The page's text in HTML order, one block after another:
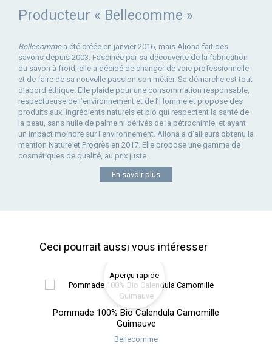
Producteur « Bellecomme »
Bellecommea été créée en janvier 2016, mais Aliona fait des
savons depuis 2003. Fascinée par sa découverte de la fabrication
du savon à froid, elle a décidé de changer de voie professionnelle
et de faire de sa nouvelle passion son métier. Sa démarche est tout
d’abord éthique. Elle plaide pour une consommation responsable,
respectueuse de l’environnement et de l’Homme et propose des
produits aux ingrédients naturels et bio qui respectent la santé de
la peau, sans huile de palme ni dérivés de la pétrochimie, et ayant
un impact moindre sur l'environnement. Aliona a d'ailleurs obtenu la
mention Nature et Progrès en 2017. Elle propose une gamme de
cosmétiques de qualité, au prix juste.
En savoir plus
Ceci pourrait aussi vous intéresser
Aperçu rapide
Pommade 100% Bio Calendula Camomille
Guimauve
Bellecomme